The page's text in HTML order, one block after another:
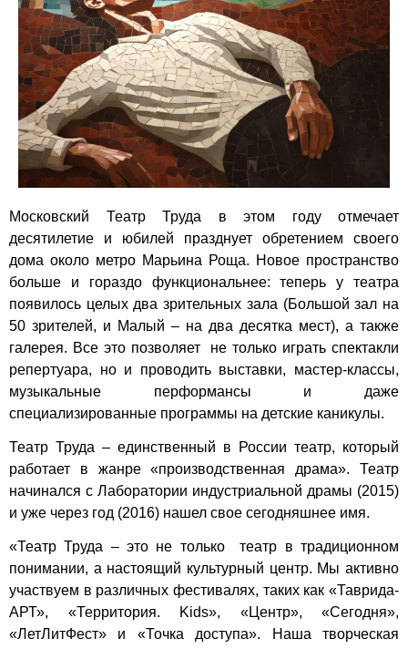
Московский Театр Труда в этом году отмечает
десятилетие и юбилей празднует обретением своего
дома около метро Марьина Роща. Новое пространство
больше и гораздо функциональнее: теперь у театра
появилось целых два зрительных зала (Большой зал на
50 зрителей, и Малый – на два десятка мест), а также
галерея. Все это позволяет не только играть спектакли
репертуара, но и проводить выставки, мастер-классы,
музыкальные перформансы и даже
специализированные программы на детские каникулы.
Театр Труда – единственный в России театр, который
работает в жанре «производственная драма». Театр
начинался с Лаборатории индустриальной драмы (2015)
и уже через год (2016) нашел свое сегодняшнее имя.
«Театр Труда – это не только театр в традиционном
понимании, а настоящий культурный центр. Мы активно
участвуем в различных фестивалях, таких как «Таврида-
АРТ», «Территория. Kids», «Центр», «Сегодня»,
«ЛетЛитФест» и «Точка доступа». Наша творческая